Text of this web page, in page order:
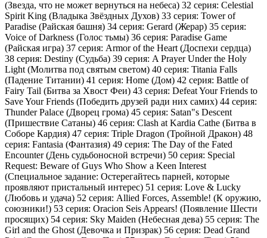
(Звезда, что не может вернуться на небеса) 32 серия: Celestial
Spirit King (Владыка Звёздных Духов) 33 серия: Tower of
Paradise (Райская башня) 34 серия: Gerard (Жерар) 35 серия:
Voice of Darkness (Голос тьмы) 36 серия: Paradise Game
(Райская игра) 37 серия: Armor of the Heart (Доспехи сердца)
38 серия: Destiny (Судьба) 39 серия: A Prayer Under the Holy
Light (Молитва под святым светом) 40 серия: Titania Falls
(Падение Титании) 41 серия: Home (Дом) 42 серия: Battle of
Fairy Tail (Битва за Хвост Феи) 43 серия: Defeat Your Friends to
Save Your Friends (Победить друзей ради них самих) 44 серия:
Thunder Palace (Дворец грома) 45 серия: Satan"s Descent
(Пришествие Сатаны) 46 серия: Clash at Kardia Cathe (Битва в
Соборе Кардия) 47 серия: Triple Dragon (Тройной Дракон) 48
серия: Fantasia (Фантазия) 49 серия: The Day of the Fated
Encounter (День судьбоносной встречи) 50 серия: Special
Request: Beware of Guys Who Show a Keen Interest
(Специальное задание: Остерегайтесь парней, которые
проявляют пристальный интерес) 51 серия: Love & Lucky
(Любовь и удача) 52 серия: Allied Forces, Assemble! (К оружию,
союзники!) 53 серия: Oracion Seis Appears! (Появление Шести
просящих) 54 серия: Sky Maiden (Небесная дева) 55 серия: The
Girl and the Ghost (Девочка и Призрак) 56 серия: Dead Grand